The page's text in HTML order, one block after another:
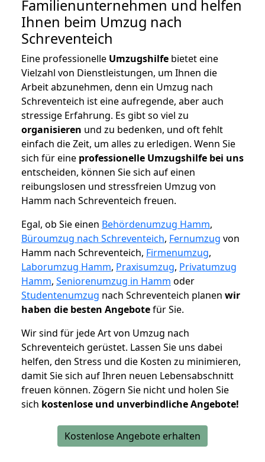
Familienunternehmen und helfen
Ihnen beim Umzug nach
Schreventeich
Eine professionelle Umzugshilfe bietet eine
Vielzahl von Dienstleistungen, um Ihnen die
Arbeit abzunehmen, denn ein Umzug nach
Schreventeich ist eine aufregende, aber auch
stressige Erfahrung. Es gibt so viel zu
organisieren und zu bedenken, und oft fehlt
einfach die Zeit, um alles zu erledigen. Wenn Sie
sich für eine professionelle Umzugshilfe bei uns
entscheiden, können Sie sich auf einen
reibungslosen und stressfreien Umzug von
Hamm nach Schreventeich freuen.
Egal, ob Sie einen Behördenumzug Hamm,
Büroumzug nach Schreventeich, Fernumzug von
Hamm nach Schreventeich, Firmenumzug,
Laborumzug Hamm, Praxisumzug, Privatumzug
Hamm, Seniorenumzug in Hamm oder
Studentenumzug nach Schreventeich planen wir
haben die besten Angebotefür Sie.
Wir sind für jede Art von Umzug nach
Schreventeich gerüstet. Lassen Sie uns dabei
helfen, den Stress und die Kosten zu minimieren,
damit Sie sich auf Ihren neuen Lebensabschnitt
freuen können. Zögern Sie nicht und holen Sie
sich kostenlose und unverbindliche Angebote!
Kostenlose Angebote erhalten